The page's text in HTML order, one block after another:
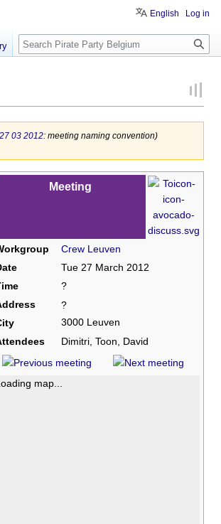
03 2012: meeting naming convention)
Meeting
Crew Leuven
Tue 27 March 2012
?
?
3000 Leuven
Dimitri, Toon, David
map...
English Log in
Search